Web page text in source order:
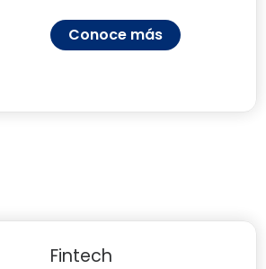
Conoce más
Fintech